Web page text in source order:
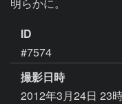
ID
#7574
撮影日時
2012年3月24日 23